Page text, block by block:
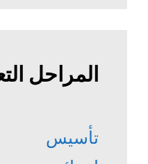
المراحل
تأسيس